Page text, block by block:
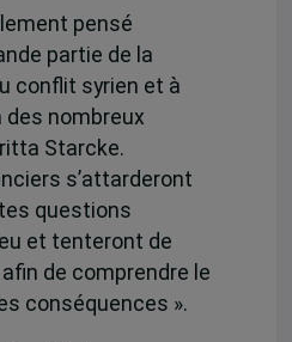
pensé
partie de la
conflit syrien et à
des nombreux
Starcke.
s’attarderont
questions
et tenteront de
de comprendre le
conséquences ».